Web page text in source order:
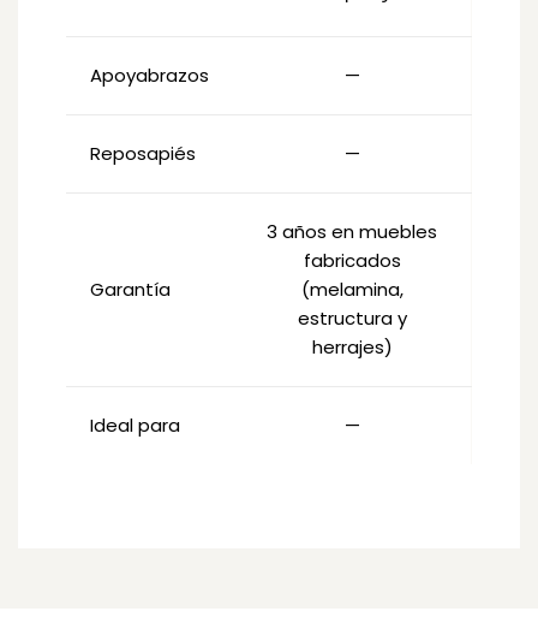
Apoyabrazos —
Reposapiés —
Garantía
3 años en muebles
fabricados
(melamina,
estructura y
herrajes)
Ideal para —